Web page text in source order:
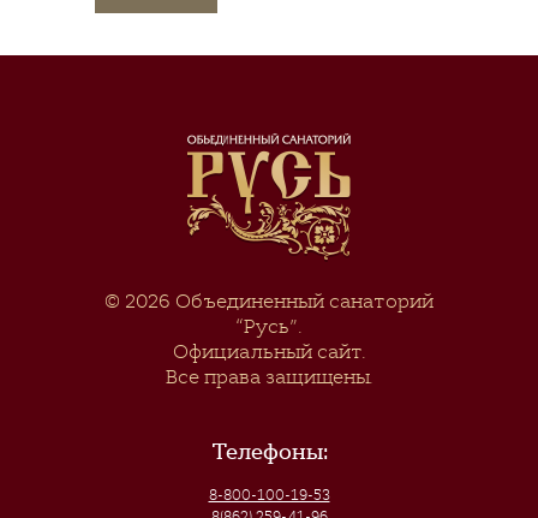
© 2026 Объединенный санаторий
“Русь”.
Официальный сайт.
Все права защищены.
Телефоны:
8-800-100-19-53